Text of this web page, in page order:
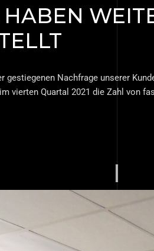
gestiegenen Nachfrage unserer
vierten Quartal 2021 die Zahl von